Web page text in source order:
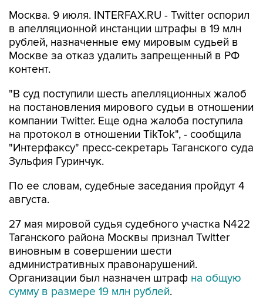
Москва. 9 июля. INTERFAX.RU - Twitter оспорил
в апелляционной инстанции штрафы в 19 млн
рублей, назначенные ему мировым судьей в
Москве за отказ удалить запрещенный в РФ
контент.
"В суд поступили шесть апелляционных жалоб
на постановления мирового судьи в отношении
компании Twitter. Еще одна жалоба поступила
на протокол в отношении TikTok", - сообщила
"Интерфаксу" пресс-секретарь Таганского суда
Зульфия Гуринчук.
По ее словам, судебные заседания пройдут 4
августа.
27 мая мировой судья судебного участка N422
Таганского района Москвы признал Twitter
виновным в совершении шести
административных правонарушений.
Организации был назначен штраф на общую
сумму в размере 19 млн рублей.